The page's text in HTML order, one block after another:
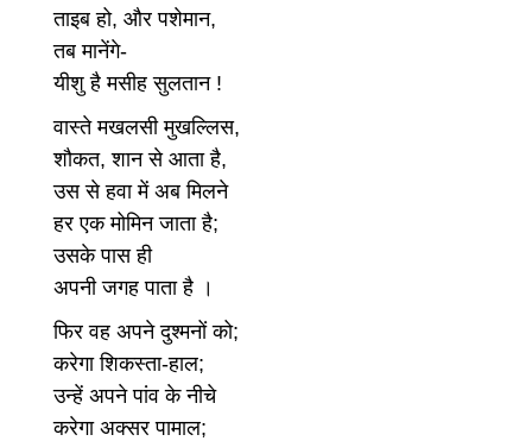
ताइब हो, और पशेमान,
तब मानेंगे-
यीशु है मसीह सुलतान !
वास्ते मखलसी मुखल्लिस,
शौकत, शान से आता है,
उस से हवा में अब मिलने
हर एक मोमिन जाता है;
उसके पास ही
अपनी जगह पाता है ।
फिर वह अपने दुश्मनों को;
करेगा शिकस्ता-हाल;
उन्हें अपने पांव के नीचे
करेगा अक्सर पामाल;